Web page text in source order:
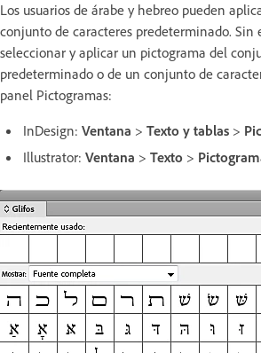
Los usuarios de árabe y hebreo pueden
conjunto de caracteres predeterminado. Sin
seleccionar y aplicar un pictograma del
predeterminado o de un conjunto de
panel Pictogramas:
InDesign: Ventana > Texto y tablas >
Illustrator: Ventana > Texto >